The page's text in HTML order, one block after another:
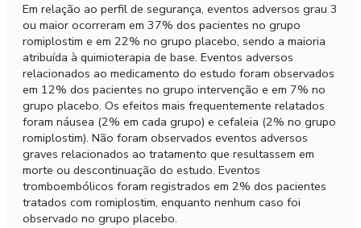
Em relação ao perfil de segurança, eventos adversos grau 3
ou maior ocorreram em 37% dos pacientes no grupo
romiplostim e em 22% no grupo placebo, sendo a maioria
atribuída à quimioterapia de base. Eventos adversos
relacionados ao medicamento do estudo foram observados
em 12% dos pacientes no grupo intervenção e em 7% no
grupo placebo. Os efeitos mais frequentemente relatados
foram náusea (2% em cada grupo) e cefaleia (2% no grupo
romiplostim). Não foram observados eventos adversos
graves relacionados ao tratamento que resultassem em
morte ou descontinuação do estudo. Eventos
tromboembólicos foram registrados em 2% dos pacientes
tratados com romiplostim, enquanto nenhum caso foi
observado no grupo placebo.